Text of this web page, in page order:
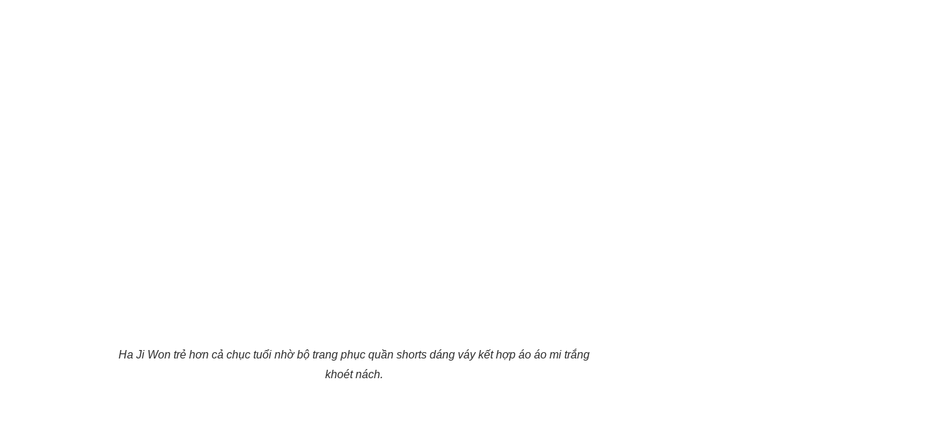
Ha Ji Won trẻ hơn cả chục tuổi nhờ bộ trang phục quần shorts dáng váy kết hợp áo áo mi trắng
khoét nách.